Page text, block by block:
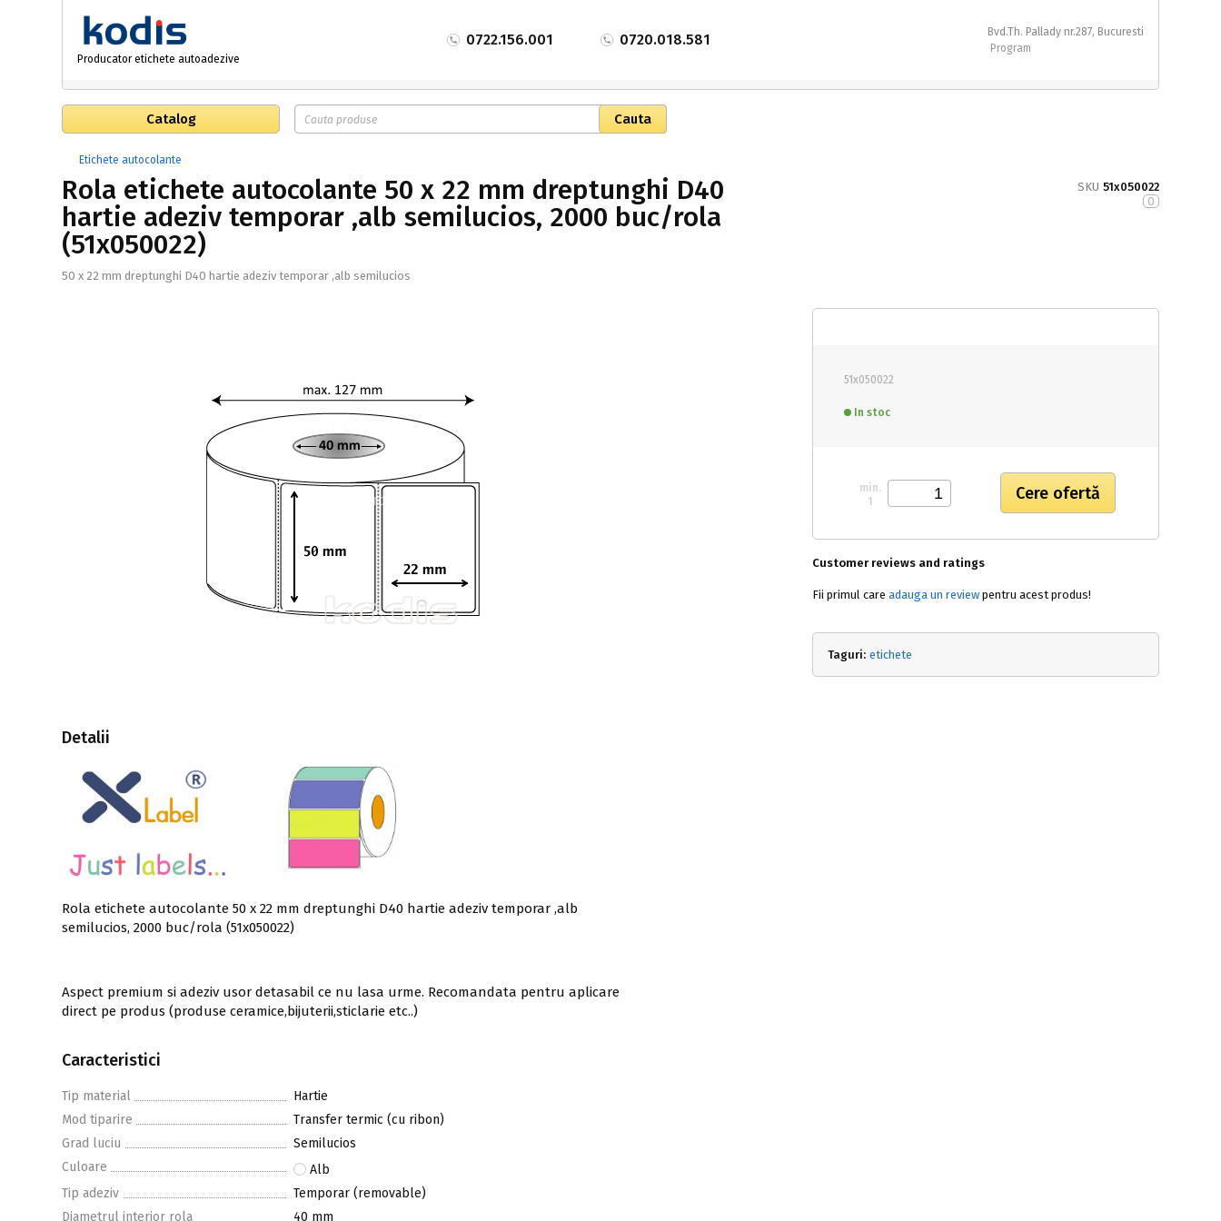
Producator etichete autoadezive
0722.156.001 0720.018.581
Bvd.Th. Pallady nr.287, Bucuresti
Program
Catalog
Etichete autocolante
Rola etichete autocolante 50 x 22 mm dreptunghi D40
hartie adeziv temporar ,alb semilucios, 2000 buc/rola
(51x050022)
50 x 22 mm dreptunghi D40 hartie adeziv temporar ,alb semilucios
SKU 51x050022
0
Detalii
Rola etichete autocolante 50 x 22 mm dreptunghi D40 hartie adeziv temporar ,alb
semilucios, 2000 buc/rola (51x050022)
Aspect premium si adeziv usor detasabil ce nu lasa urme. Recomandata pentru aplicare
direct pe produs (produse ceramice,bijuterii,sticlarie etc..)
Caracteristici
Tip material
Hartie
Mod tiparire
Transfer termic (cu ribon)
Grad luciu
Semilucios
Culoare
Alb
Tip adeziv
Temporar (removable)
Diametrul interior rola
40 mm
51x050022
In stoc
min.
1
Customer reviews and ratings
Fii primul care adauga un review pentru acest produs!
Taguri: etichete